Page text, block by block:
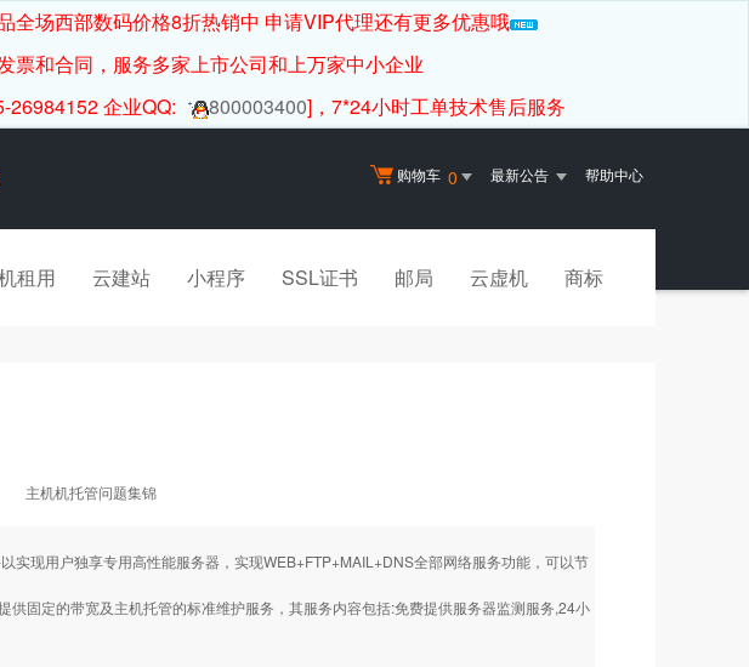
场西部数码价格8折热销中 申请VIP代理还有更多优惠哦
票和合同，服务多家上市公司和上万家中小企业
26984152 企业QQ:
800003400]，7*24小时工单技术售后服务
购物车 0 最新公告 帮助中心
租用 云建站 小程序 SSL证书 邮局 云虚机 商标
主机机托管问题集锦
实现用户独享专用高性能服务器，实现WEB+FTP+MAIL+DNS全部网络服务功能，可以节
固定的带宽及主机托管的标准维护服务，其服务内容包括:免费提供服务器监测服务,24小